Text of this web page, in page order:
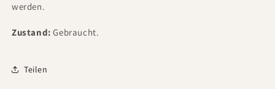
werden.
Zustand: Gebraucht.
Teilen